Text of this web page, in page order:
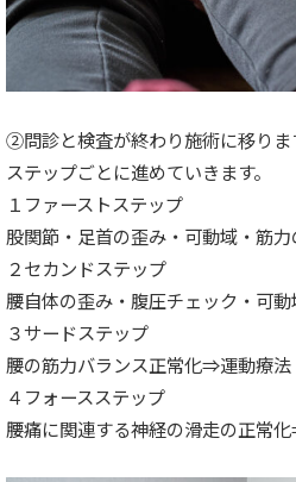
②問診と検査が終わり施術に移りま
ステップごとに進めていきます。
１ファーストステップ
股関節・足首の歪み・可動域・筋
２セカンドステップ
腰自体の歪み・腹圧チェック・可
３サードステップ
腰の筋力バランス正常化⇒運動療
４フォースステップ
腰痛に関連する神経の滑走の正常